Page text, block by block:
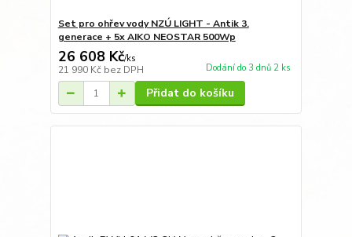
Set pro ohřev vody NZÚ LIGHT - Antik 3.
generace + 5x AIKO NEOSTAR 500Wp
26 608 Kč/ks
21 990 Kč bez DPH Dodání do 3 dnů 2 ks
Přidat do košíku